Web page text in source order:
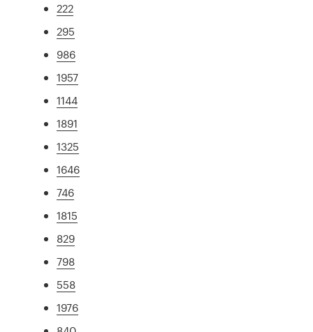
222
295
986
1957
1144
1891
1325
1646
746
1815
829
798
558
1976